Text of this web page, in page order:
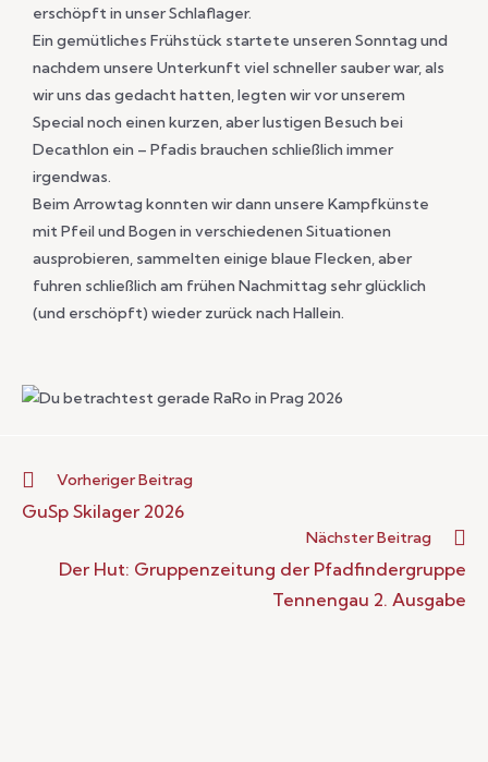
erschöpft in unser Schlaflager.
Ein gemütliches Frühstück startete unseren Sonntag und
nachdem unsere Unterkunft viel schneller sauber war, als
wir uns das gedacht hatten, legten wir vor unserem
Special noch einen kurzen, aber lustigen Besuch bei
Decathlon ein – Pfadis brauchen schließlich immer
irgendwas.
Beim Arrowtag konnten wir dann unsere Kampfkünste
mit Pfeil und Bogen in verschiedenen Situationen
ausprobieren, sammelten einige blaue Flecken, aber
fuhren schließlich am frühen Nachmittag sehr glücklich
(und erschöpft) wieder zurück nach Hallein.
Vorheriger Beitrag
GuSp Skilager 2026
Nächster Beitrag
Der Hut: Gruppenzeitung der Pfadfindergruppe
Tennengau 2. Ausgabe